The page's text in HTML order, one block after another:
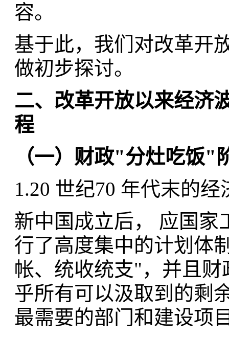
容。
基于此，我们对改革开
做初步探讨。
二、改革开放以来经济
程
（一）财政"分灶吃饭
1.20 世纪70 年代末的
新中国成立后， 应国家
行了高度集中的计划体
帐、统收统支"，并且
乎所有可以汲取到的剩
最需要的部门和建设项